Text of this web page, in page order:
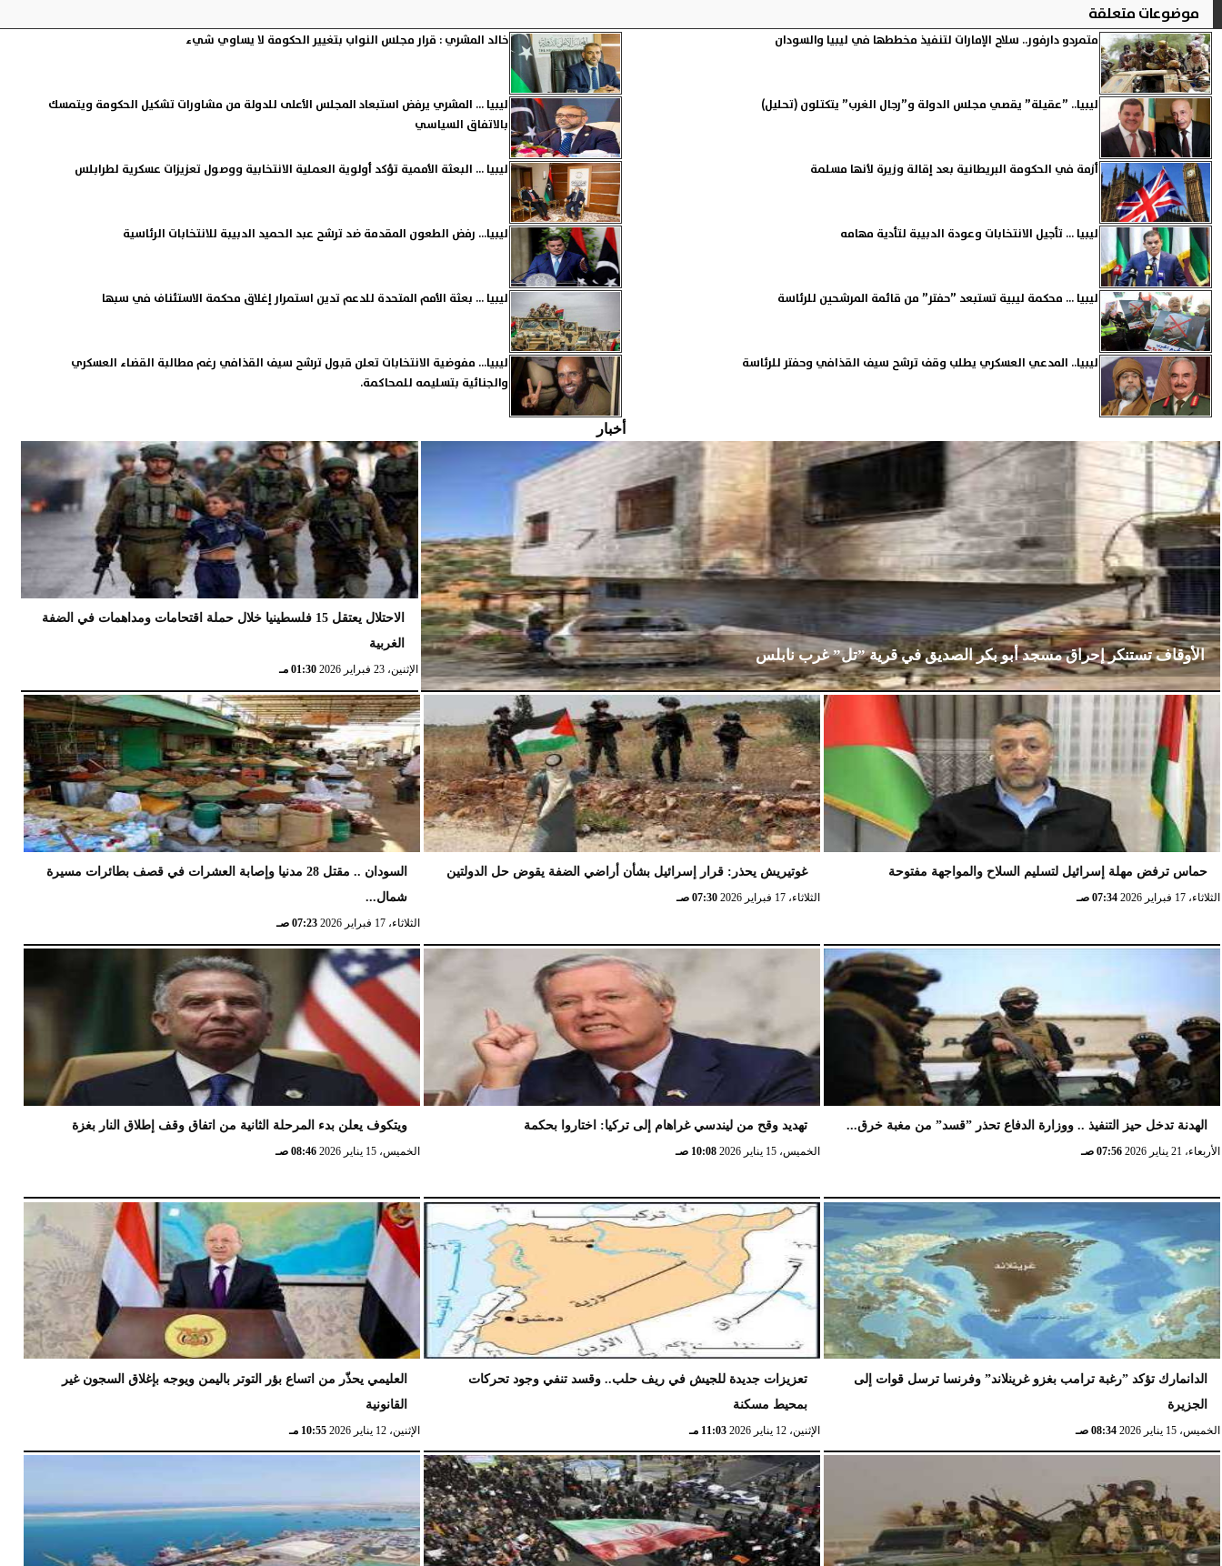
موضوعات متعلقة
متمردو دارفور.. سلاح الإمارات لتنفيذ مخططها في ليبيا والسودان خالد المشري : قرار مجلس النواب بتغيير الحكومة لا يساوي شيء
ليبيا.. ”عقيلة” يقصي مجلس الدولة و”رجال الغرب” يتكتلون (تحليل)
ليبيا ... المشري يرفض استبعاد المجلس الأعلى للدولة من مشاورات تشكيل الحكومة ويتمسك
بالاتفاق السياسي
أزمة في الحكومة البريطانية بعد إقالة وزيرة لأنها مسلمة ليبيا ... البعثة الأممية تؤكد أولوية العملية الانتخابية ووصول تعزيزات عسكرية لطرابلس
ليبيا ... تأجيل الانتخابات وعودة الدبيبة لتأدية مهامه ليبيا... رفض الطعون المقدمة ضد ترشح عبد الحميد الدبيبة للانتخابات الرئاسية
ليبيا ... محكمة ليبية تستبعد ”حفتر” من قائمة المرشحين للرئاسة ليبيا ... بعثة الأمم المتحدة للدعم تدين استمرار إغلاق محكمة الاستئناف في سبها
ليبيا.. المدعي العسكري يطلب وقف ترشح سيف القذافي وحفتر للرئاسة
ليبيا... مفوضية الانتخابات تعلن قبول ترشح سيف القذافي رغم مطالبة القضاء العسكري
والجنائية بتسليمه للمحاكمة.
أخبار
الأوقاف تستنكر إحراق مسجد أبو بكر الصديق في قرية ”تل” غرب نابلس
الإثنين، 23 فبراير 2026 02:15 مـ
الاحتلال يعتقل 15 فلسطينيا خلال حملة اقتحامات ومداهمات في الضفة
الغربية
الإثنين، 23 فبراير 2026 01:30 مـ
حماس ترفض مهلة إسرائيل لتسليم السلاح والمواجهة مفتوحة
الثلاثاء، 17 فبراير 2026 07:34 صـ
غوتيريش يحذر: قرار إسرائيل بشأن أراضي الضفة يقوض حل الدولتين
الثلاثاء، 17 فبراير 2026 07:30 صـ
السودان .. مقتل 28 مدنيا وإصابة العشرات في قصف بطائرات مسيرة
شمال...
الثلاثاء، 17 فبراير 2026 07:23 صـ
الهدنة تدخل حيز التنفيذ .. ووزارة الدفاع تحذر ”قسد” من مغبة خرق...
الأربعاء، 21 يناير 2026 07:56 صـ
تهديد وقح من ليندسي غراهام إلى تركيا: اختاروا بحكمة
الخميس، 15 يناير 2026 10:08 صـ
ويتكوف يعلن بدء المرحلة الثانية من اتفاق وقف إطلاق النار بغزة
الخميس، 15 يناير 2026 08:46 صـ
الدانمارك تؤكد ”رغبة ترامب بغزو غرينلاند” وفرنسا ترسل قوات إلى
الجزيرة
الخميس، 15 يناير 2026 08:34 صـ
تعزيزات جديدة للجيش في ريف حلب.. وقسد تنفي وجود تحركات
بمحيط مسكنة
الإثنين، 12 يناير 2026 11:03 مـ
العليمي يحذّر من اتساع بؤر التوتر باليمن ويوجه بإغلاق السجون غير
القانونية
الإثنين، 12 يناير 2026 10:55 مـ